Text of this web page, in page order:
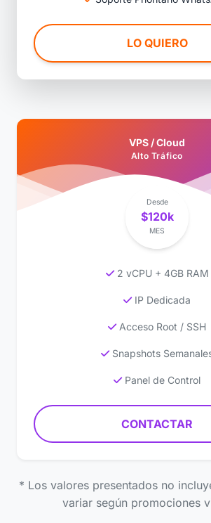
LO QUIERO
VPS / Cloud
Alto Tráfico
Desde
$120k
MES
2 vCPU + 4GB RAM
IP Dedicada
Acceso Root / SSH
Snapshots
Panel de Control
CONTACTAR
* Los valores presentados no
variar según promociones